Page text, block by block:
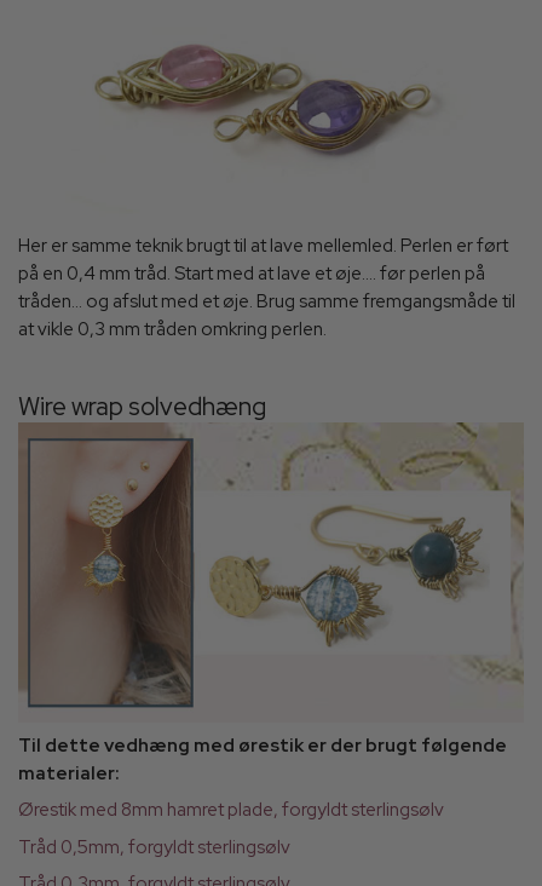
Her er samme teknik brugt til at lave mellemled. Perlen er ført
på en 0,4 mm tråd. Start med at lave et øje.... før perlen på
tråden... og afslut med et øje. Brug samme fremgangsmåde til
at vikle 0,3 mm tråden omkring perlen.
Wire wrap solvedhæng
Til dette vedhæng med ørestik er der brugt følgende
materialer:
Ørestik med 8mm hamret plade, forgyldt sterlingsølv
Tråd 0,5mm, forgyldt sterlingsølv